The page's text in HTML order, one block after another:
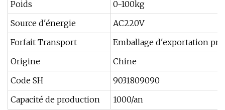
Poids
0-100kg
Source d'énergie
AC220V
Forfait Transport
Emballage d'exportation
Origine
Chine
Code SH
9031809090
Capacité de production
1000/an